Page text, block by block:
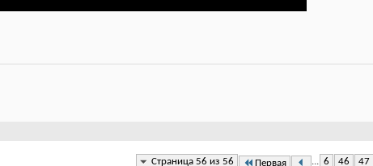
Страница 56 из 56 Первая ... 6 46 47